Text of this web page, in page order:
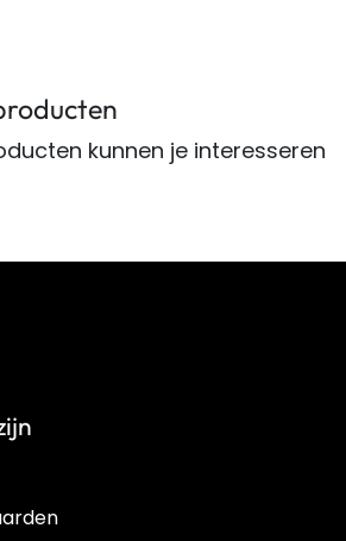
kunnen je interesseren